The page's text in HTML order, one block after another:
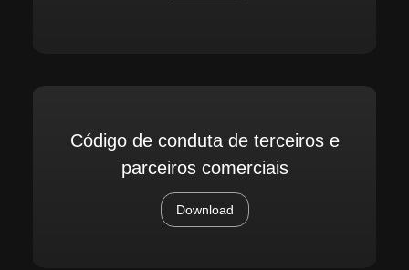
Código de conduta de terceiros e
parceiros comerciais
Download